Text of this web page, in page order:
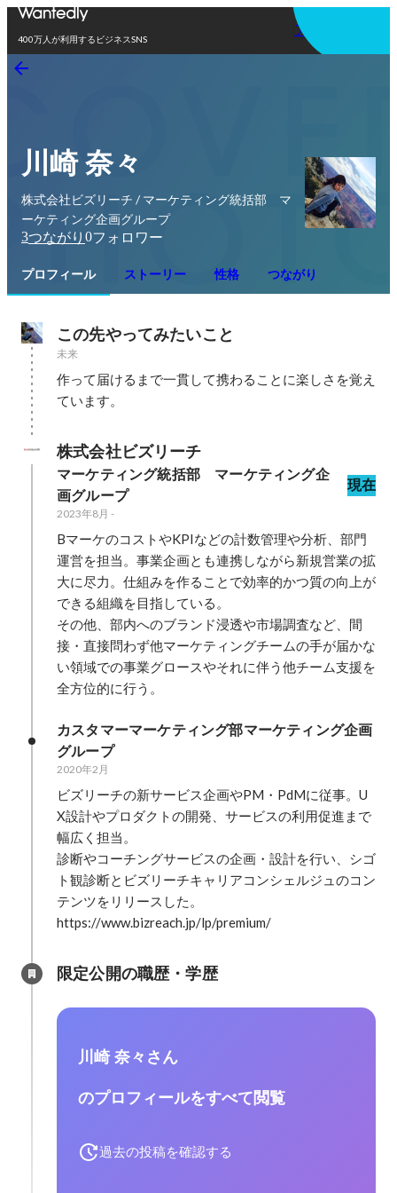
400万人が利用するビジネスSNS
アプリを使う
川崎 奈々
株式会社ビズリーチ / マーケティング統括部 マ
ーケティング企画グループ
3つながり 0フォロワー
プロフィール ストーリー 性格 つながり
この先やってみたいこと
未来
作って届けるまで一貫して携わることに楽しさを覚え
ています。
株式会社ビズリーチ
マーケティング統括部　マーケティング企
画グループ
現在
2023年8月 -
BマーケのコストやKPIなどの計数管理や分析、部門
運営を担当。事業企画とも連携しながら新規営業の拡
大に尽力。仕組みを作ることで効率的かつ質の向上が
できる組織を目指している。
その他、部内へのブランド浸透や市場調査など、間
接・直接問わず他マーケティングチームの手が届かな
い領域での事業グロースやそれに伴う他チーム支援を
カスタマーマーケティング部マーケティング企画
グループ
2020年2月
ビズリーチの新サービス企画やPM・PdMに従事。U
X設計やプロダクトの開発、サービスの利用促進まで
幅広く担当。
診断やコーチングサービスの企画・設計を行い、シゴ
ト観診断とビズリーチキャリアコンシェルジュのコン
テンツをリリースした。
https://www.bizreach.jp/lp/premium/
限定公開の職歴・学歴
川崎 奈々さん
のプロフィールをすべて閲覧
過去の投稿を確認する